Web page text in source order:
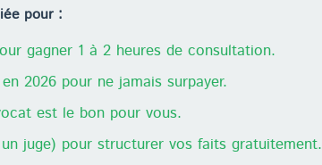
pour :
gagner 1 à 2 heures de consultation.
2026 pour ne jamais surpayer.
est le bon pour vous.
juge) pour structurer vos faits gratuitement.